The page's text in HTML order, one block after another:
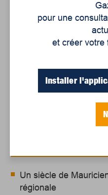
Un siècle de
régionale
pour une
et créer votre
Installer